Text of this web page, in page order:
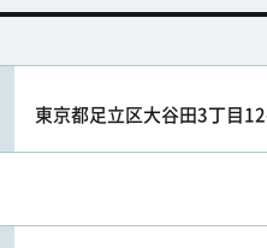
東京都足立区大谷田3丁目